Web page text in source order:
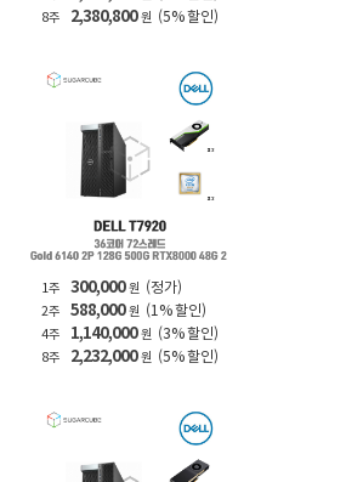
8주 2,380,800 원 (5% 할인)
1주 300,000 원 (정가)
2주 588,000 원 (1% 할인)
4주 1,140,000 원 (3% 할인)
8주 2,232,000 원 (5% 할인)